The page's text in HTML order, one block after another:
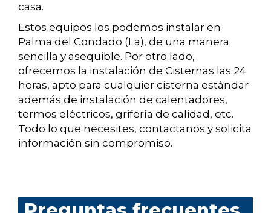
casa.
Estos equipos los podemos instalar en
Palma del Condado (La), de una manera
sencilla y asequible. Por otro lado,
ofrecemos la instalación de Cisternas las 24
horas, apto para cualquier cisterna estándar
además de instalación de calentadores,
termos eléctricos, grifería de calidad, etc.
Todo lo que necesites, contactanos y solicita
información sin compromiso.